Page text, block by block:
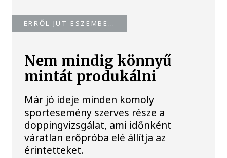
ERRŐL JUT ESZEMBE…
Nem mindig könnyű
mintát produkálni
Már jó ideje minden komoly
sportesemény szerves része a
doppingvizsgálat, ami időnként
váratlan erőpróba elé állítja az
érintetteket.